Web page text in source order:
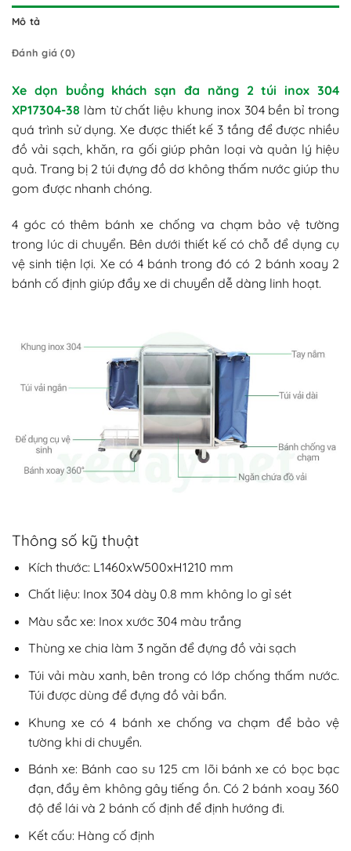
Mô tả
Đánh giá (0)
Xe dọn buồng khách sạn đa năng 2 túi inox 304
XP17304-38 làm từ chất liệu khung inox 304 bền bỉ trong
quá trình sử dụng. Xe được thiết kế 3 tầng để được nhiều
đồ vải sạch, khăn, ra gối giúp phân loại và quản lý hiệu
quả. Trang bị 2 túi đựng đồ dơ không thấm nước giúp thu
gom được nhanh chóng.
4 góc có thêm bánh xe chống va chạm bảo vệ tường
trong lúc di chuyển. Bên dưới thiết kế có chỗ để dụng cụ
vệ sinh tiện lợi. Xe có 4 bánh trong đó có 2 bánh xoay 2
bánh cố định giúp đẩy xe di chuyển dễ dàng linh hoạt.
Thông số kỹ thuật
Kích thước: L1460xW500xH1210 mm
Chất liệu: Inox 304 dày 0.8 mm không lo gỉ sét
Màu sắc xe: Inox xước 304 màu trắng
Thùng xe chia làm 3 ngăn để đựng đồ vải sạch
Túi vải màu xanh, bên trong có lớp chống thấm nước.
Túi được dùng để đựng đồ vải bẩn.
Khung xe có 4 bánh xe chống va chạm để bảo vệ
tường khi di chuyển.
Bánh xe: Bánh cao su 125 cm lõi bánh xe có bọc bạc
đạn, đẩy êm không gây tiếng ồn. Có 2 bánh xoay 360
độ để lái và 2 bánh cố định để định hướng đi.
Kết cấu: Hàng cố định